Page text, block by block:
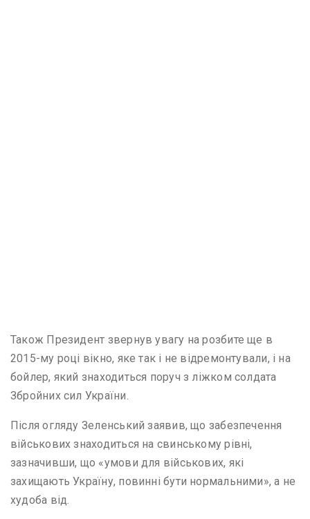
Також Президент звернув увагу на розбите ще в
2015-му році вікно, яке так і не відремонтували, і на
бойлер, який знаходиться поруч з ліжком солдата
Збройних сил України.
Після огляду Зеленський заявив, що забезпечення
військових знаходиться на свинському рівні,
зазначивши, що «умови для військових, які
захищають Україну, повинні бути нормальними», а не
худоба від.